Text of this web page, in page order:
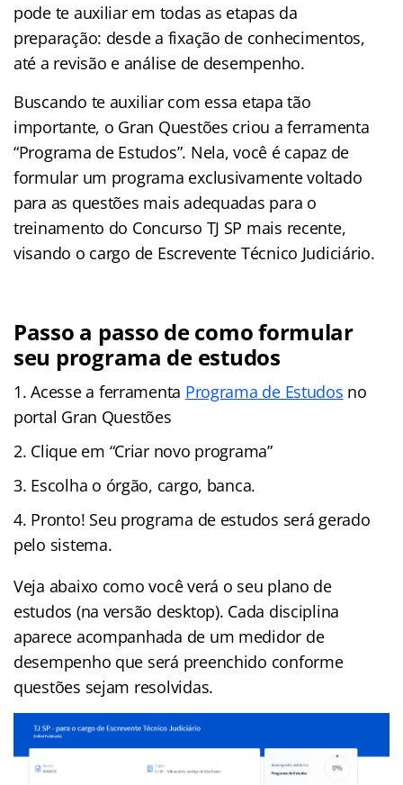
pode te auxiliar em todas as etapas da
preparação: desde a fixação de conhecimentos,
até a revisão e análise de desempenho.
Buscando te auxiliar com essa etapa tão
importante, o Gran Questões criou a ferramenta
“Programa de Estudos”. Nela, você é capaz de
formular um programa exclusivamente voltado
para as questões mais adequadas para o
treinamento do Concurso TJ SP mais recente,
visando o cargo de Escrevente Técnico Judiciário.
Passo a passo de como formular
seu programa de estudos
Acesse a ferramenta Programa de Estudos no
portal Gran Questões
Clique em “Criar novo programa”
Escolha o órgão, cargo, banca.
Pronto! Seu programa de estudos será gerado
pelo sistema.
Veja abaixo como você verá o seu plano de
estudos (na versão desktop). Cada disciplina
aparece acompanhada de um medidor de
desempenho que será preenchido conforme
questões sejam resolvidas.